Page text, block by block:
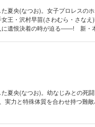
夏央(なつお)。女子プロレスの
王・沢村早苗(さわむら・さな
に遺恨決着の時が迫る――! 新・
夏央(なつお)。幼なじみとの死
力と特殊体質を合わせ持つ難